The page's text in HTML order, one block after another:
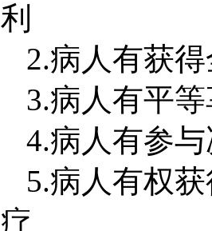
利
2.病人有获
3.病人有平
4.病人有参
5.病人有权
疗